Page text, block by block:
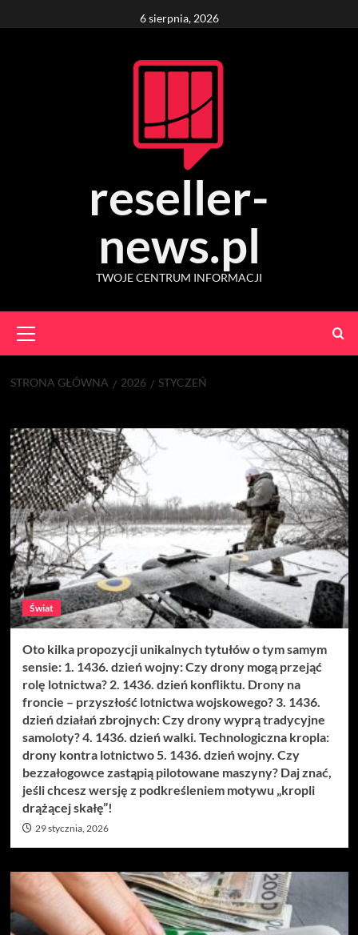
to
6 sierpnia, 2026
reseller-
news.pl
TWOJE CENTRUM INFORMACJI
Menu
STRONA GŁÓWNA 2026 STYCZEŃ
Świat
Oto kilka propozycji unikalnych tytułów o tym samym
sensie: 1. 1436. dzień wojny: Czy drony mogą przejąć
rolę lotnictwa? 2. 1436. dzień konfliktu. Drony na
froncie – przyszłość lotnictwa wojskowego? 3. 1436.
dzień działań zbrojnych: Czy drony wyprą tradycyjne
samoloty? 4. 1436. dzień walki. Technologiczna kropla:
drony kontra lotnictwo 5. 1436. dzień wojny. Czy
bezzałogowce zastąpią pilotowane maszyny? Daj znać,
jeśli chcesz wersję z podkreśleniem motywu „kropli
drążącej skałę”!
29 stycznia, 2026